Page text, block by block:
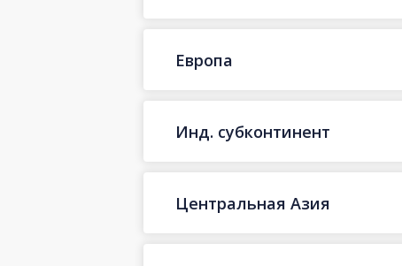
Европа
Инд. субконтинент
Центральная Азия